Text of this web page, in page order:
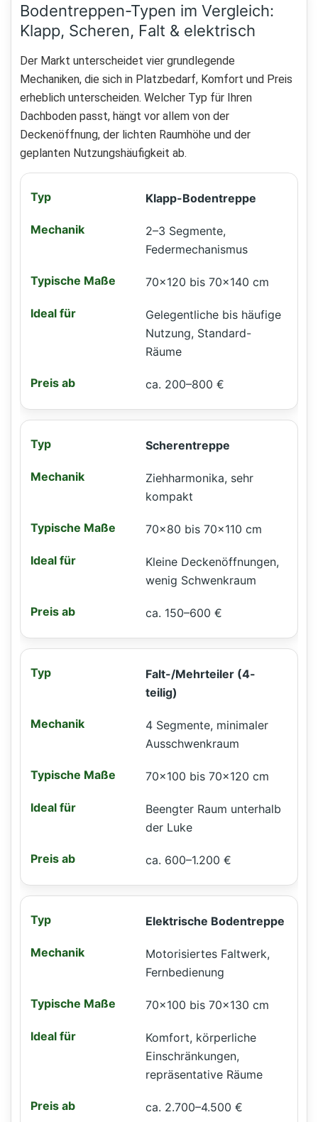
Bodentreppen-Typen im Vergleich:
Klapp, Scheren, Falt & elektrisch
Der Markt unterscheidet vier grundlegende
Mechaniken, die sich in Platzbedarf, Komfort und Preis
erheblich unterscheiden. Welcher Typ für Ihren
Dachboden passt, hängt vor allem von der
Deckenöffnung, der lichten Raumhöhe und der
geplanten Nutzungshäufigkeit ab.
Klapp-Bodentreppe
2–3 Segmente,
Federmechanismus
70×120 bis 70×140 cm
Gelegentliche bis häufige
Nutzung, Standard-
Räume
ca. 200–800 €
Scherentreppe
Ziehharmonika, sehr
kompakt
70×80 bis 70×110 cm
Kleine Deckenöffnungen,
wenig Schwenkraum
ca. 150–600 €
Falt-/Mehrteiler (4-
teilig)
4 Segmente, minimaler
Ausschwenkraum
70×100 bis 70×120 cm
Beengter Raum unterhalb
der Luke
ca. 600–1.200 €
Elektrische Bodentreppe
Motorisiertes Faltwerk,
Fernbedienung
70×100 bis 70×130 cm
Komfort, körperliche
Einschränkungen,
repräsentative Räume
ca. 2.700–4.500 €